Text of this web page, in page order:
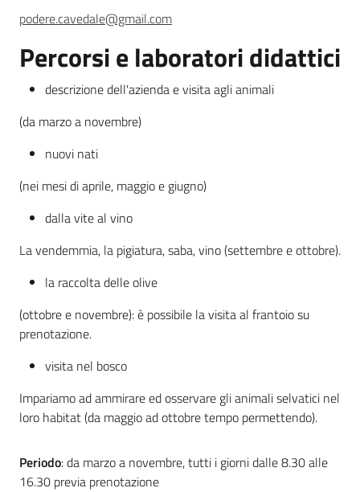
podere.cavedale@gmail.com
Percorsi e laboratori didattici
descrizione dell'azienda e visita agli animali
(da marzo a novembre)
nuovi nati
(nei mesi di aprile, maggio e giugno)
dalla vite al vino
La vendemmia, la pigiatura, saba, vino (settembre e ottobre).
la raccolta delle olive
(ottobre e novembre): è possibile la visita al frantoio su
prenotazione.
visita nel bosco
Impariamo ad ammirare ed osservare gli animali selvatici nel
loro habitat (da maggio ad ottobre tempo permettendo).
Periodo: da marzo a novembre, tutti i giorni dalle 8.30 alle
16.30 previa prenotazione